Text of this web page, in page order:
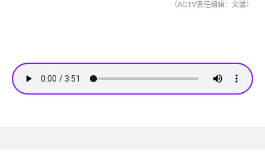
（ACTV责任编辑：文馨）